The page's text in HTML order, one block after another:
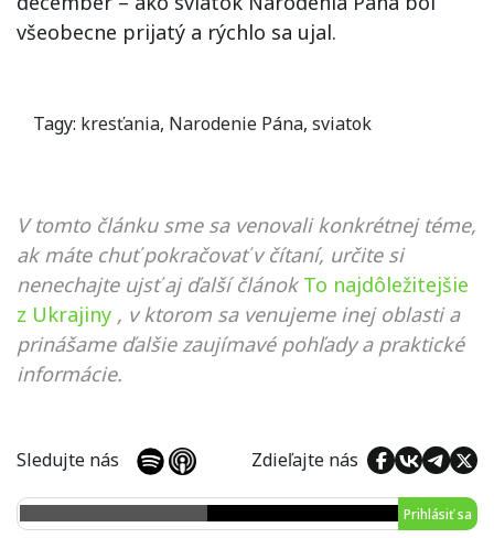
všeobecne prijatý a rýchlo sa ujal.
Tagy: kresťania, Narodenie Pána, sviatok
V tomto článku sme sa venovali konkrétnej téme,
ak máte chuť pokračovať v čítaní, určite si
nenechajte ujsť aj ďalší článok To najdôležitejšie
z Ukrajiny , v ktorom sa venujeme inej oblasti a
prinášame ďalšie zaujímavé pohľady a praktické
informácie.
Sledujte nás Zdieľajte nás
Prihlásiť sa